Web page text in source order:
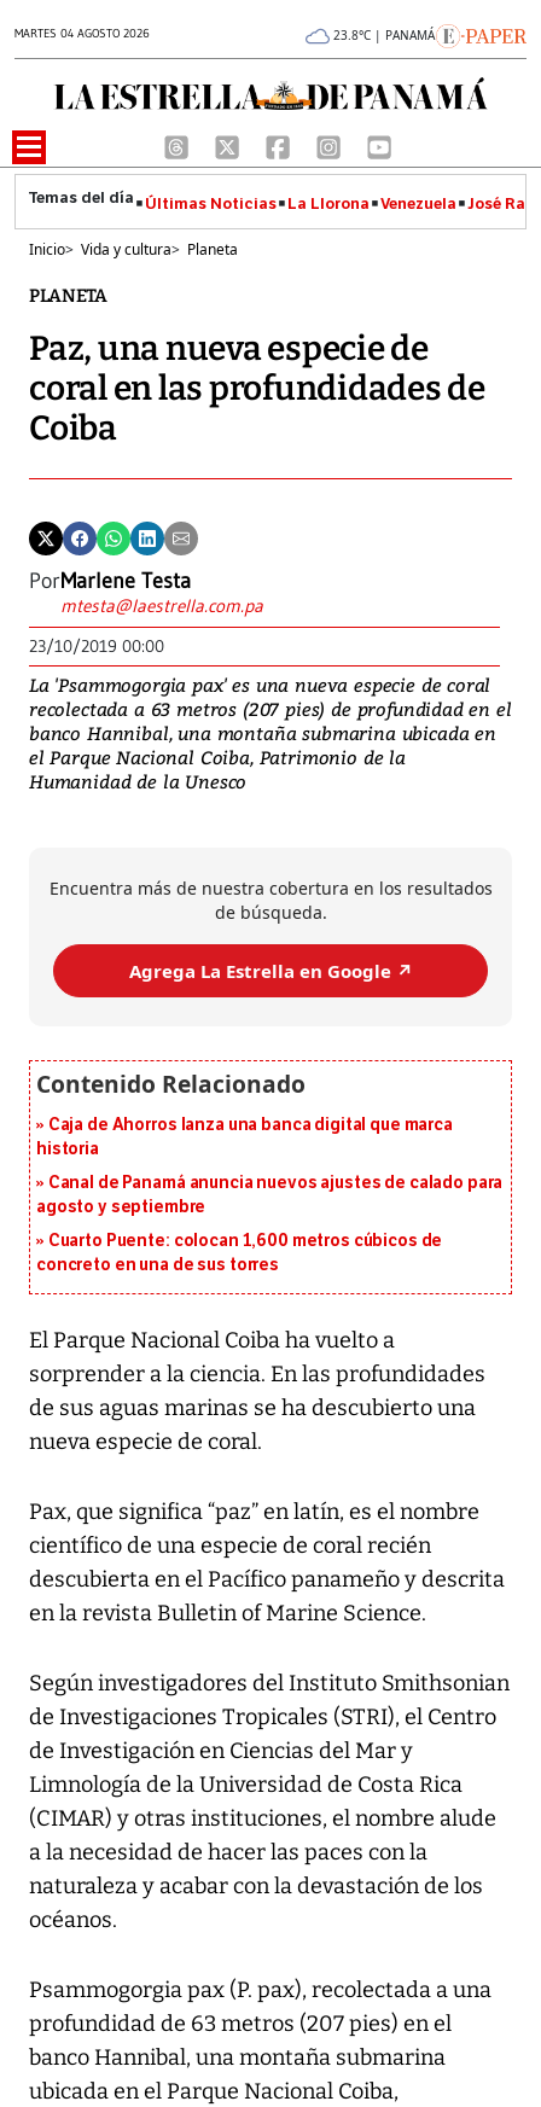
MARTES 04 AGOSTO 2026 23.8°C | PANAMÁ
Últimas Noticias La Llorona Venezuela José
Inicio> Vida y cultura> Planeta
PLANETA
Paz, una nueva especie de
coral en las profundidades de
Coiba
PorMarlene Testa
mtesta@laestrella.com.pa
23/10/2019 00:00
La 'Psammogorgia pax' es una nueva especie de coral
recolectada a 63 metros (207 pies) de profundidad en el
banco Hannibal, una montaña submarina ubicada en
el Parque Nacional Coiba, Patrimonio de la
Humanidad de la Unesco
Encuentra más de nuestra cobertura en los resultados
de búsqueda.
Agrega La Estrella en Google ↗️
Caja de Ahorros lanza una banca digital que marca
historia
Canal de Panamá anuncia nuevos ajustes de calado para
agosto y septiembre
Cuarto Puente: colocan 1,600 metros cúbicos de
concreto en una de sus torres
El Parque Nacional Coiba ha vuelto a
sorprender a la ciencia. En las profundidades
de sus aguas marinas se ha descubierto una
nueva especie de coral.
Pax, que significa “paz” en latín, es el nombre
científico de una especie de coral recién
descubierta en el Pacífico panameño y descrita
en la revista Bulletin of Marine Science.
Según investigadores del Instituto Smithsonian
de Investigaciones Tropicales (STRI), el Centro
de Investigación en Ciencias del Mar y
Limnología de la Universidad de Costa Rica
(CIMAR) y otras instituciones, el nombre alude
a la necesidad de hacer las paces con la
naturaleza y acabar con la devastación de los
océanos.
Psammogorgia pax (P. pax), recolectada a una
profundidad de 63 metros (207 pies) en el
banco Hannibal, una montaña submarina
ubicada en el Parque Nacional Coiba,